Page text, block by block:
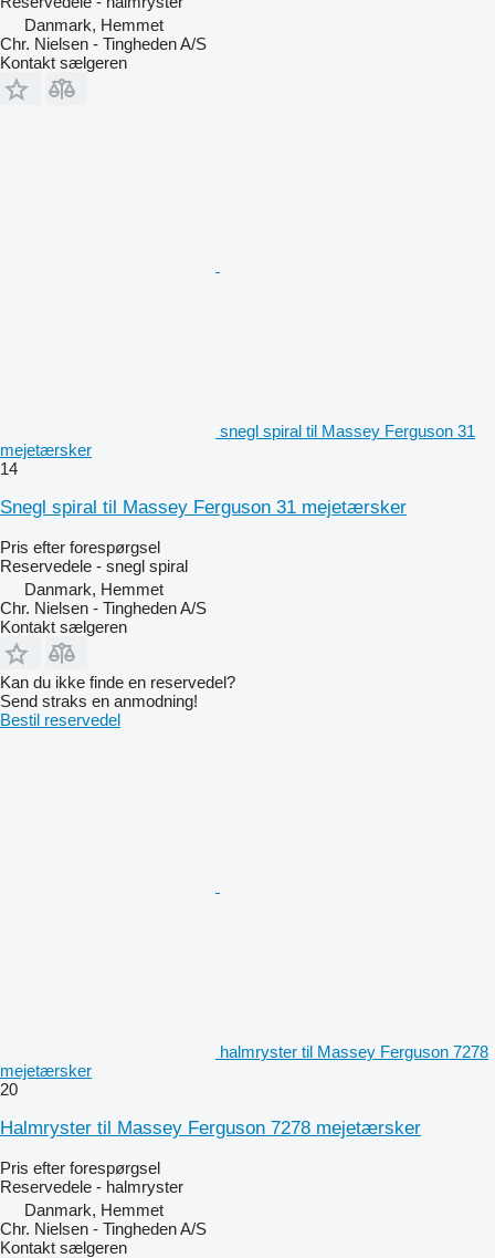
Danmark, Hemmet
Chr. Nielsen - Tingheden A/S
Kontakt sælgeren
snegl spiral til Massey Ferguson 31
mejetærsker
14
Snegl spiral til Massey Ferguson 31 mejetærsker
Pris efter forespørgsel
Reservedele - snegl spiral
Danmark, Hemmet
Chr. Nielsen - Tingheden A/S
Kontakt sælgeren
Kan du ikke finde en reservedel?
Send straks en anmodning!
Bestil reservedel
halmryster til Massey Ferguson 7278
mejetærsker
20
Halmryster til Massey Ferguson 7278 mejetærsker
Pris efter forespørgsel
Reservedele - halmryster
Danmark, Hemmet
Chr. Nielsen - Tingheden A/S
Kontakt sælgeren